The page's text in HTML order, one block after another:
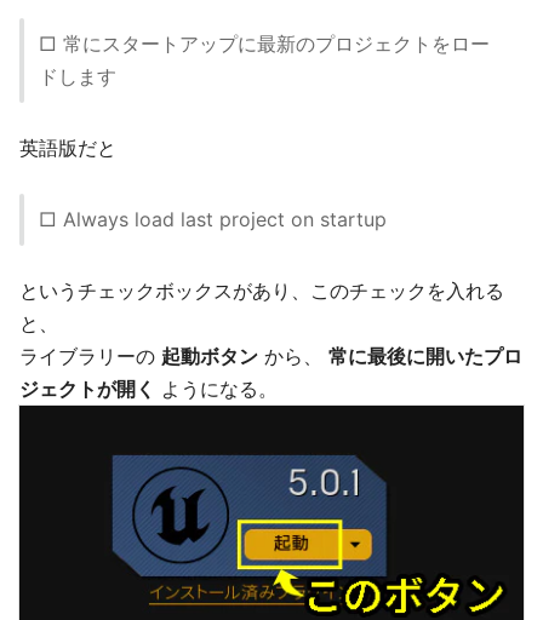
□ 常にスタートアップに最新のプロジェクトをロー
ドします
英語版だと
□ Always load last project on startup
というチェックボックスがあり、このチェックを入れる
と、
ライブラリーの 起動ボタン から、 常に最後に開いたプロ
ジェクトが開く ようになる。